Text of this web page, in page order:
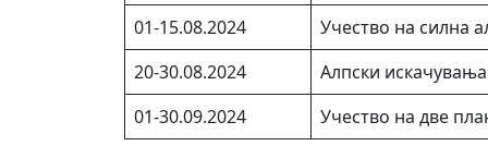
01-15.08.2024
Учество на силна
20-30.08.2024
Алпски
01-30.09.2024
Учество на две